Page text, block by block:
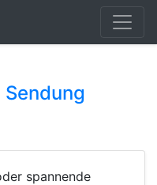
spannende